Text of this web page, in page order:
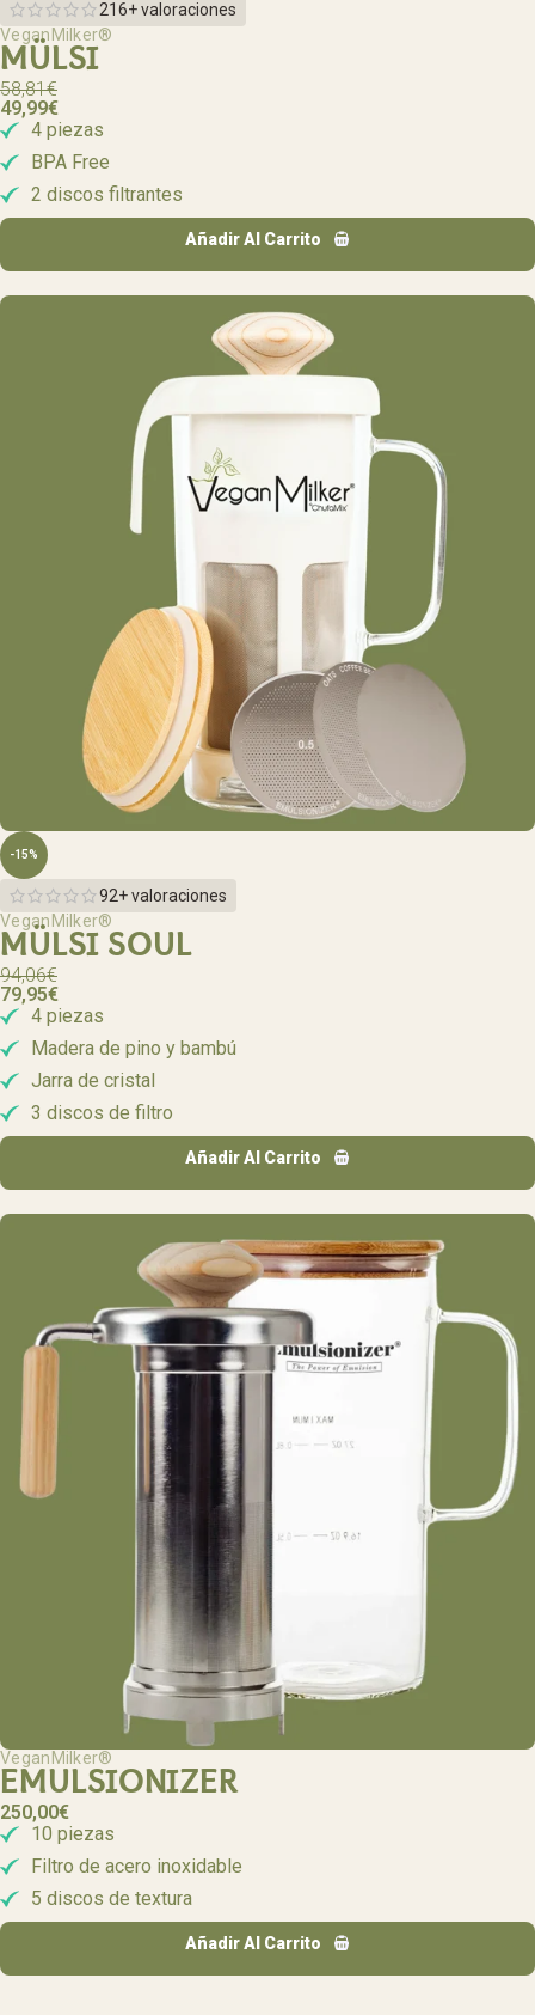
216+ valoraciones
VeganMilker®
MÜLSI
58,81€
49,99€
4 piezas
BPA Free
2 discos filtrantes
Añadir Al Carrito
-15%
92+ valoraciones
VeganMilker®
MÜLSI SOUL
94,06€
79,95€
4 piezas
Madera de pino y bambú
Jarra de cristal
3 discos de filtro
Añadir Al Carrito
VeganMilker®
EMULSIONIZER
250,00€
10 piezas
Filtro de acero inoxidable
5 discos de textura
Añadir Al Carrito